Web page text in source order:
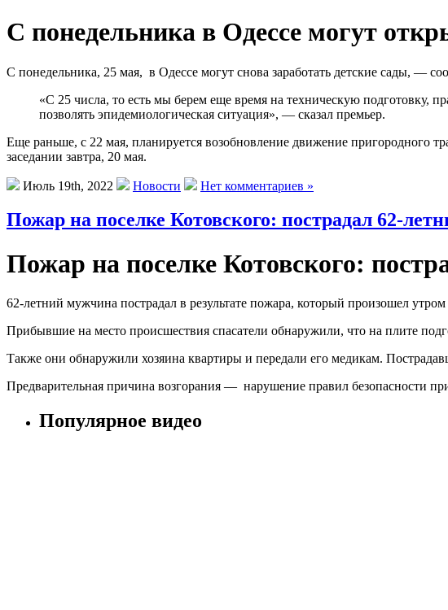
С понедельника в Одессе могут
С понедельника, 25 мая, в Одессе могут снова заработать детские сады, —
«С 25 числа, то есть мы берем еще время на техническую подготовку,
позволять эпидемиологическая ситуация», — сказал премьер.
Еще раньше, с 22 мая, планируется возобновление движение пригородного
заседании завтра, 20 мая.
Июль 19th, 2022 Новости Нет комментариев »
Пожар на поселке Котовского: пострадал 62-
Пожар на поселке Котовского:
62-летний мужчина пострадал в результате пожара, который произошел
Прибывшие на место происшествия спасатели обнаружили, что на плите
Также они обнаружили хозяина квартиры и передали его медикам.
Предварительная причина возгорания — нарушение правил безопасности
Популярное видео